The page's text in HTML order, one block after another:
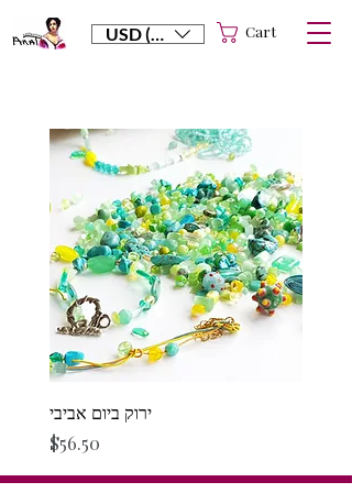
USD ($) Cart
ירוק ביום אביבי
Price
$56.50